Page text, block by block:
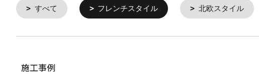
すべて フレンチスタイル 北欧スタイル
施工事例